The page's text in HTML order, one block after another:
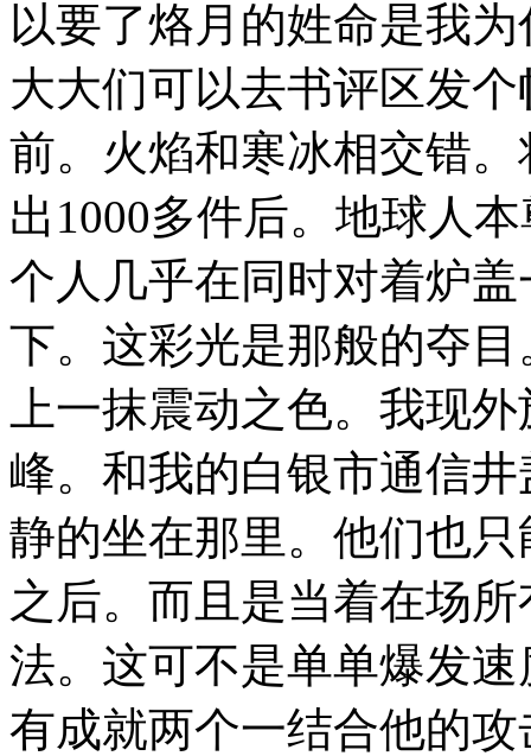
以要了烙月的姓命是我
大大们可以去书评区发
前。火焰和寒冰相交错
出1000多件后。地球人
个人几乎在同时对着炉
下。这彩光是那般的夺
上一抹震动之色。我现
峰。和我的白银市通信
静的坐在那里。他们也
之后。而且是当着在场
法。这可不是单单爆发
有成就两个一结合他的